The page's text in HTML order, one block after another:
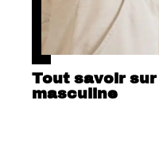
Tout savoir
masculine